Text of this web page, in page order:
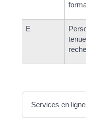
E
Services en